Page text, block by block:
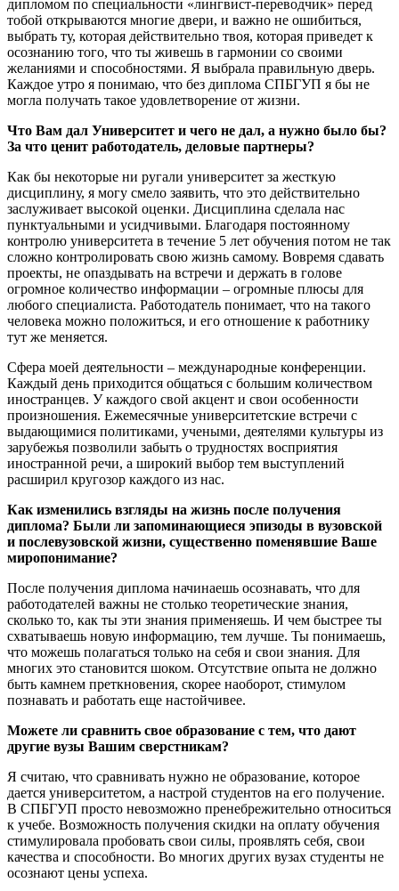
дипломом по специальности «лингвист-переводчик» перед
тобой открываются многие двери, и важно не ошибиться,
выбрать ту, которая действительно твоя, которая приведет к
осознанию того, что ты живешь в гармонии со своими
желаниями и способностями. Я выбрала правильную дверь.
Каждое утро я понимаю, что без диплома СПБГУП я бы не
могла получать такое удовлетворение от жизни.
Что Вам дал Университет и чего не дал, а нужно было бы?
За что ценит работодатель, деловые партнеры?
Как бы некоторые ни ругали университет за жесткую
дисциплину, я могу смело заявить, что это действительно
заслуживает высокой оценки. Дисциплина сделала нас
пунктуальными и усидчивыми. Благодаря постоянному
контролю университета в течение 5 лет обучения потом не так
сложно контролировать свою жизнь самому. Вовремя сдавать
проекты, не опаздывать на встречи и держать в голове
огромное количество информации – огромные плюсы для
любого специалиста. Работодатель понимает, что на такого
человека можно положиться, и его отношение к работнику
тут же меняется.
Сфера моей деятельности – международные конференции.
Каждый день приходится общаться с большим количеством
иностранцев. У каждого свой акцент и свои особенности
произношения. Ежемесячные университетские встречи с
выдающимися политиками, учеными, деятелями культуры из
зарубежья позволили забыть о трудностях восприятия
иностранной речи, а широкий выбор тем выступлений
расширил кругозор каждого из нас.
Как изменились взгляды на жизнь после получения
диплома? Были ли запоминающиеся эпизоды в вузовской
и послевузовской жизни, существенно поменявшие Ваше
миропонимание?
После получения диплома начинаешь осознавать, что для
работодателей важны не столько теоретические знания,
сколько то, как ты эти знания применяешь. И чем быстрее ты
схватываешь новую информацию, тем лучше. Ты понимаешь,
что можешь полагаться только на себя и свои знания. Для
многих это становится шоком. Отсутствие опыта не должно
быть камнем преткновения, скорее наоборот, стимулом
познавать и работать еще настойчивее.
Можете ли сравнить свое образование с тем, что дают
другие вузы Вашим сверстникам?
Я считаю, что сравнивать нужно не образование, которое
дается университетом, а настрой студентов на его получение.
В СПБГУП просто невозможно пренебрежительно относиться
к учебе. Возможность получения скидки на оплату обучения
стимулировала пробовать свои силы, проявлять себя, свои
качества и способности. Во многих других вузах студенты не
осознают цены успеха.